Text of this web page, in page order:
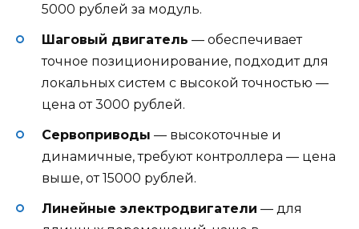
5000 рублей за модуль.
Шаговый двигатель — обеспечивает
точное позиционирование, подходит для
локальных систем с высокой точностью —
цена от 3000 рублей.
Сервоприводы — высокоточные и
динамичные, требуют контроллера — цена
выше, от 15000 рублей.
Линейные электродвигатели — для